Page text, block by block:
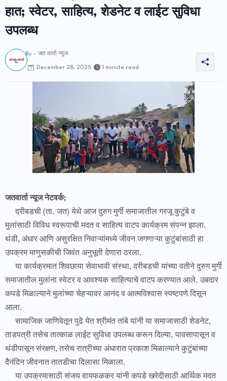
हात; स्वेटर, साहित्य, शेडनेट व लाईट सुविधा
उपलब्ध
By - जत वार्ता न्यूज
December 28, 2025 1 minute read
जतवार्ता न्यूज नेटवर्क;
दरीबडची (ता. जत) येथे आज दुरुग मुर्गी समाजातील गरजू कुटुंबे व
मुलांसाठी विविध स्वरूपाची मदत व साहित्य वाटप कार्यक्रम संपन्न झाला.
थंडी, अंधार आणि असुरक्षित निवाऱ्यांमध्ये जीवन जगणाऱ्या कुटुंबांसाठी हा
उपक्रम माणुसकीची जिवंत अनुभूती देणारा ठरला.
या कार्यक्रमात शिवछाया सेवाभावी संस्था, दरीबडची यांच्या वतीने दुरुग मुर्गी
समाजातील मुलांना स्वेटर व आवश्यक साहित्याचे वाटप करण्यात आले. उबदार
कपडे मिळाल्याने मुलांच्या चेहऱ्यावर आनंद व आत्मविश्वास स्पष्टपणे दिसून
आला.
सामाजिक जाणिवेतून पुढे येत श्रीमंत तांबे यांनी या समाजासाठी शेडनेट,
ताडपत्री तसेच तात्काळ लाईट सुविधा उपलब्ध करून दिल्या. पावसापासून व
थंडीपासून संरक्षण, तसेच रात्रीच्या अंधारात प्रकाश मिळाल्याने कुटुंबांच्या
दैनंदिन जीवनात तातडीचा दिलासा मिळाला.
या उपक्रमासाठी संजय वायफळकर यांनी कपडे खरेदीसाठी आर्थिक मदत